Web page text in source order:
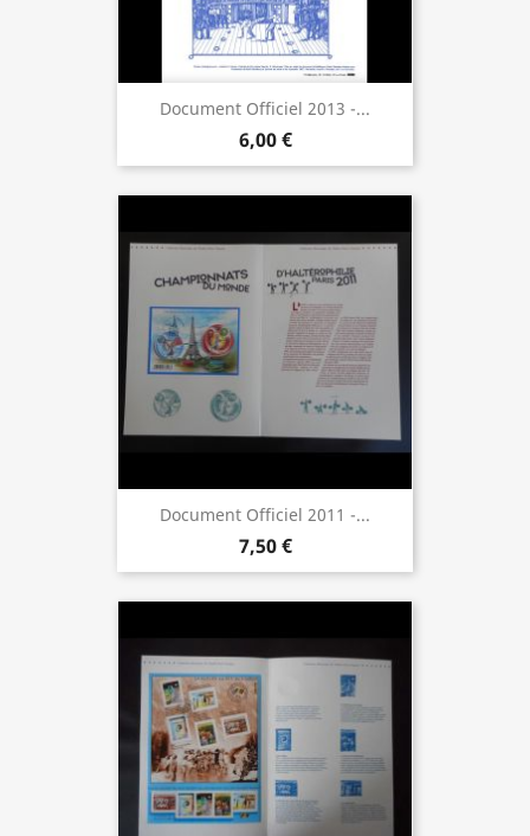
Document Officiel 2013 -...
6,00 €
Document Officiel 2011 -...
7,50 €